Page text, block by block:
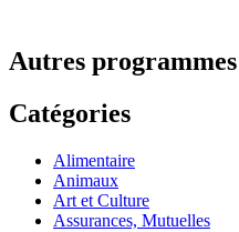
Autres
Catégories
Alimentaire
Animaux
Art et Culture
Assurances, Mutuelles